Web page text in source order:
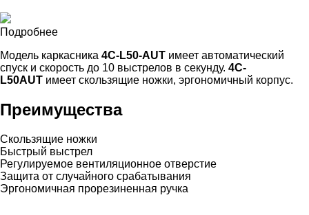
Подробнее
Модель каркасника 4C-L50-AUT имеет автоматический
спуск и скорость до 10 выстрелов в секунду. 4C-
L50AUT имеет скользящие ножки, эргономичный корпус.
Преимущества
Скользящие ножки
Быстрый выстрел
Регулируемое вентиляционное отверстие
Защита от случайного срабатывания
Эргономичная прорезиненная ручка